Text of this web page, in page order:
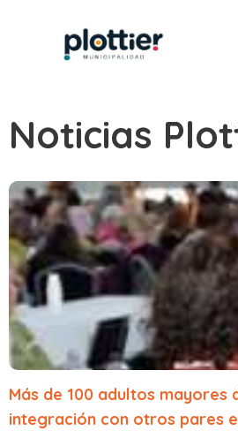
Noticias
Más de 100 adultos mayores
integración con otros pares